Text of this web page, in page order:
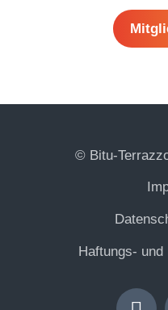
© Bitu-
Haftungs- und